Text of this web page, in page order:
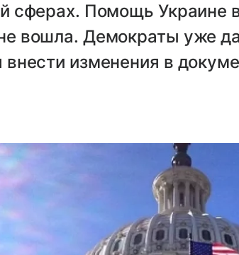
сферах. Помощь Украине
вошла. Демократы уже
внести изменения в